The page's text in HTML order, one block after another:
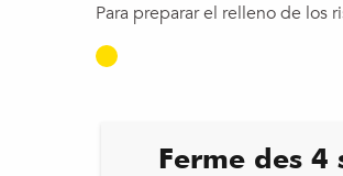
Para preparar el relleno de los
Ferme des 4